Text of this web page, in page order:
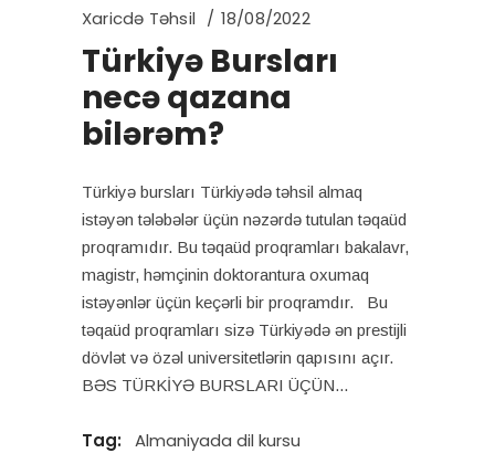
Xaricdə Təhsil 18/08/2022
Türkiyə Bursları
necə qazana
bilərəm?
Türkiyə bursları Türkiyədə təhsil almaq
istəyən tələbələr üçün nəzərdə tutulan təqaüd
proqramıdır. Bu təqaüd proqramları bakalavr,
magistr, həmçinin doktorantura oxumaq
istəyənlər üçün keçərli bir proqramdır. Bu
təqaüd proqramları sizə Türkiyədə ən prestijli
dövlət və özəl universitetlərin qapısını açır.
BƏS TÜRKİYƏ BURSLARI ÜÇÜN
Tag:
Almaniyada dil kursu